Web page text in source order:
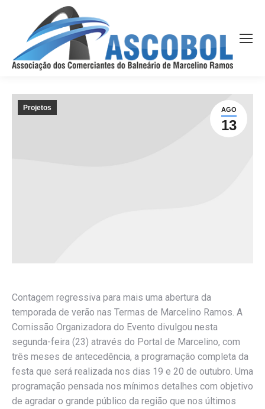
AGO
13
Projetos
Contagem regressiva para mais uma abertura da
temporada de verão nas Termas de Marcelino Ramos. A
Comissão Organizadora do Evento divulgou nesta
segunda-feira (23) através do Portal de Marcelino, com
três meses de antecedência, a programação completa da
festa que será realizada nos dias 19 e 20 de outubro. Uma
programação pensada nos mínimos detalhes com objetivo
de agradar o grande público da região que nos últimos